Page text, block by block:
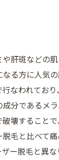
肝斑などの
る方に人気
なわれてお
成分であるメ
壊すること
毛と比べて
ー脱毛と異